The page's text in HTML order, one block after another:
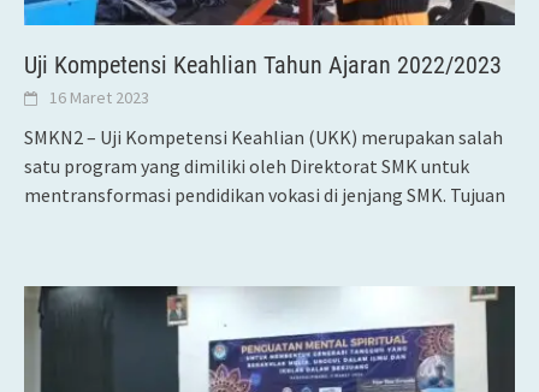
Uji Kompetensi Keahlian Tahun Ajaran 2022/2023
16 Maret 2023
SMKN2 – Uji Kompetensi Keahlian (UKK) merupakan salah
satu program yang dimiliki oleh Direktorat SMK untuk
mentransformasi pendidikan vokasi di jenjang SMK. Tujuan